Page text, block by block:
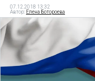
07.12.2018 13:32
Автор: Елена Ботороева